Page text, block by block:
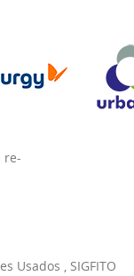
re-
Usados
SIGFITO